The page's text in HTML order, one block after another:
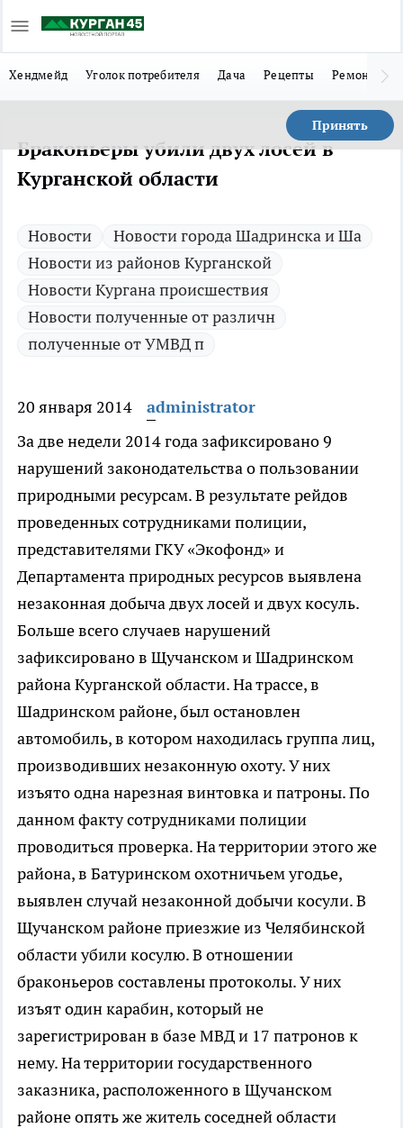
Хендмейд Уголок потребителя Дача Рецепты Ремонт
Принять
Браконьеры убили двух лосей в
Курганской области
Новости
Новости города Шадринска и Ша
Новости из районов Курганской
Новости Кургана происшествия
Новости полученные от различн
полученные от УМВД п
20 января 2014
administrator
За две недели 2014 года зафиксировано 9
нарушений законодательства о пользовании
природными ресурсам.В результате рейдов
проведенных сотрудниками полиции,
представителями ГКУ «Экофонд» и
Департамента природных ресурсов выявлена
незаконная добыча двух лосей и двух косуль.
Больше всего случаев нарушений
зафиксировано в Щучанском и Шадринском
района Курганской области. На трассе, в
Шадринском районе, был остановлен
автомобиль, в котором находилась группа лиц,
производивших незаконную охоту. У них
изъято одна нарезная винтовка и патроны. По
данном факту сотрудниками полиции
проводиться проверка. На территории этого же
района, в Батуринском охотничьем угодье,
выявлен случай незаконной добычи косули. В
Щучанском районе приезжие из Челябинской
области убили косулю. В отношении
браконьеров составлены протоколы. У них
изъят один карабин, который не
зарегистрирован в базе МВД и 17 патронов к
нему. На территории государственного
заказника, расположенного в Щучанском
районе опять же житель соседней области